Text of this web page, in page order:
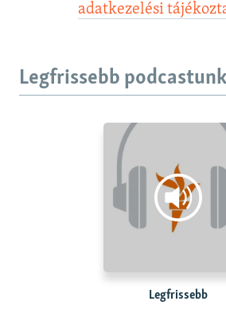
adatkezelési
Legfrissebb
Legfrissebb